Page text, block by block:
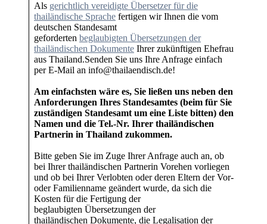
Als gerichtlich vereidigte Übersetzer für die
thailändische Sprache fertigen wir Ihnen die vom
deutschen Standesamt
geforderten beglaubigten Übersetzungen der
thailändischen Dokumente Ihrer zukünftigen Ehefrau
aus Thailand.Senden Sie uns Ihre Anfrage einfach
per E-Mail an info@thailaendisch.de!
Am einfachsten wäre es, Sie ließen uns neben den
Anforderungen Ihres Standesamtes (beim für Sie
zuständigen Standesamt um eine Liste bitten) den
Namen und die Tel.-Nr. Ihrer thailändischen
Partnerin in Thailand zukommen.
Bitte geben Sie im Zuge Ihrer Anfrage auch an, ob
bei Ihrer thailändischen Partnerin Vorehen vorliegen
und ob bei Ihrer Verlobten oder deren Eltern der Vor-
oder Familienname geändert wurde, da sich die
Kosten für die Fertigung der
beglaubigten Übersetzungen der
thailändischen Dokumente, die Legalisation der